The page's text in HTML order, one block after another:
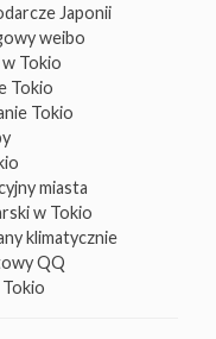
Japonii
weibo
Tokio
Tokio
Tokio
miasta
w Tokio
klimatycznie
QQ